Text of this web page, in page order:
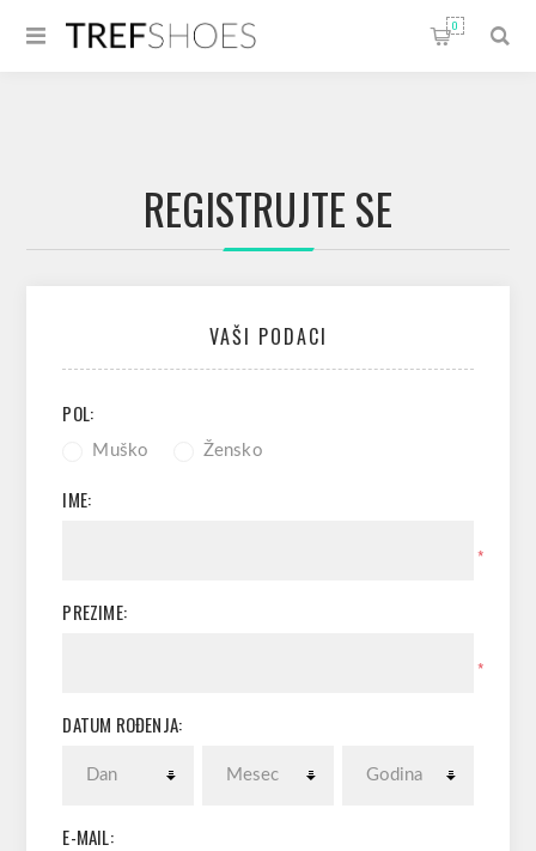
0
REGISTRUJTE SE
VAŠI PODACI
POL:
Muško Žensko
IME:
*
PREZIME:
*
DATUM ROĐENJA:
E-MAIL: